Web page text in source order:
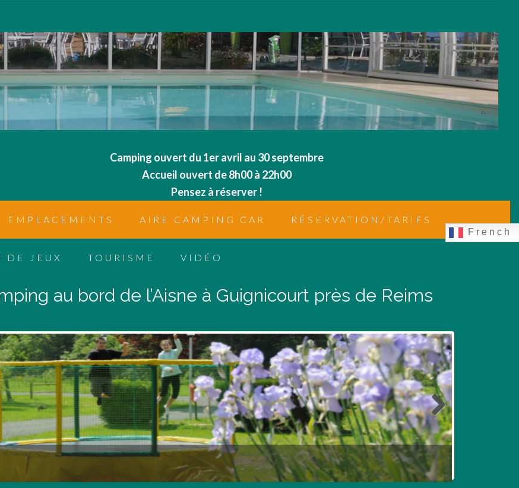
Camping ouvert du 1er avril au 30 septembre
Accueil ouvert de 8h00 à 22h00
Pensez à réserver !
EMPLACEMENTS AIRE CAMPING CAR RÉSERVATION/TARIFS
French
DE JEUX TOURISME VIDÉO
au bord de l’Aisne à Guignicourt près de Reims